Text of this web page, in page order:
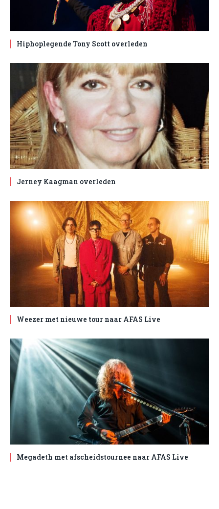
Hiphoplegende Tony Scott overleden
Jerney Kaagman overleden
Weezer met nieuwe tour naar AFAS Live
Megadeth met afscheidstournee naar AFAS Live